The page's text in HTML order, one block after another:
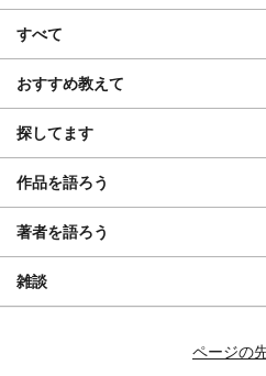
すべて
おすすめ教えて
探してます
作品を語ろう
著者を語ろう
雑談
ページの